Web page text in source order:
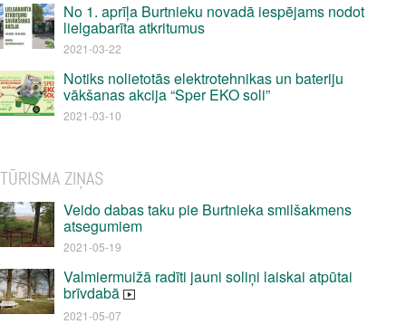
No 1. aprīļa Burtnieku novadā iespējams nodot
lielgabarīta atkritumus
2021-03-22
Notiks nolietotās elektrotehnikas un bateriju
vākšanas akcija “Sper EKO soli”
2021-03-10
TŪRISMA ZIŅAS
Veido dabas taku pie Burtnieka smilšakmens
atsegumiem
2021-05-19
Valmiermuižā radīti jauni soliņi laiskai atpūtai
brīvdabā
2021-05-07